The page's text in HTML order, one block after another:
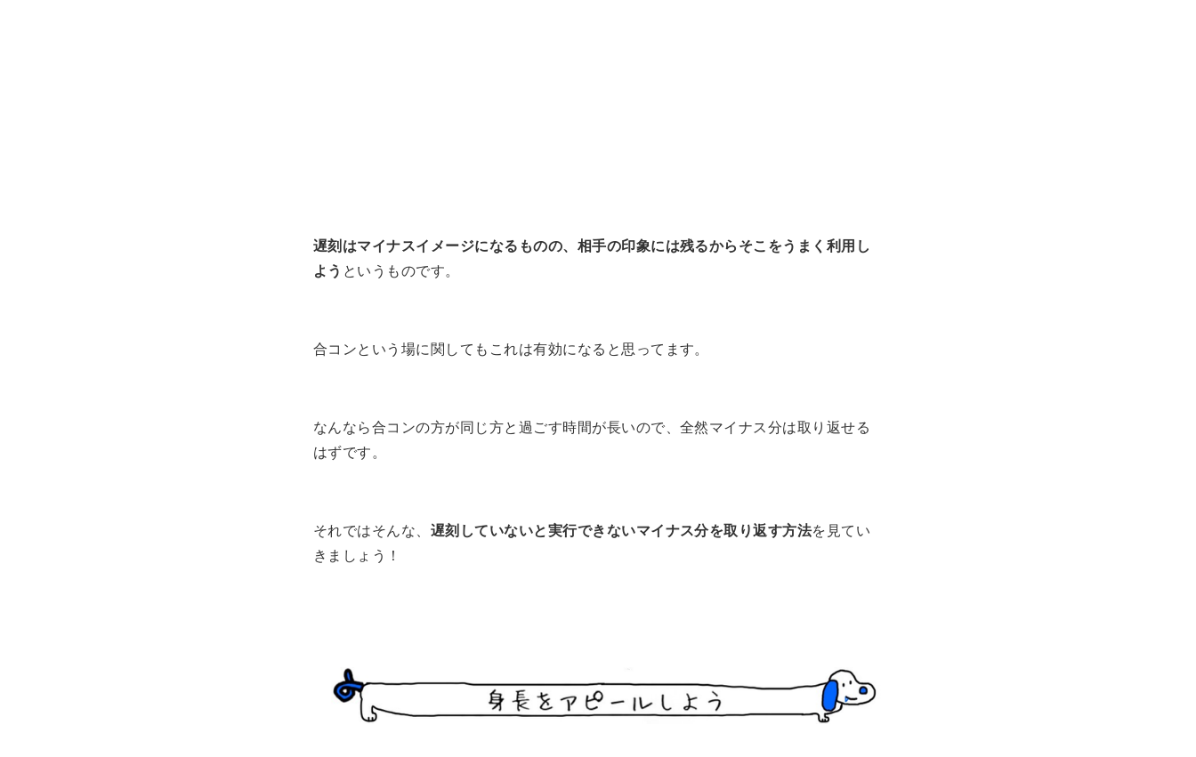
遅刻はマイナスイメージになるものの、相手の印象には残るからそこをうまく利用し
よう というものです。
合コンという場に関してもこれは有効になると思ってます。
なんなら合コンの方が同じ方と過ごす時間が長いので、全然マイナス分は取り返せる
はずです。
それではそんな、 遅刻していないと実行できないマイナス分を取り返す方法を見てい
きましょう！